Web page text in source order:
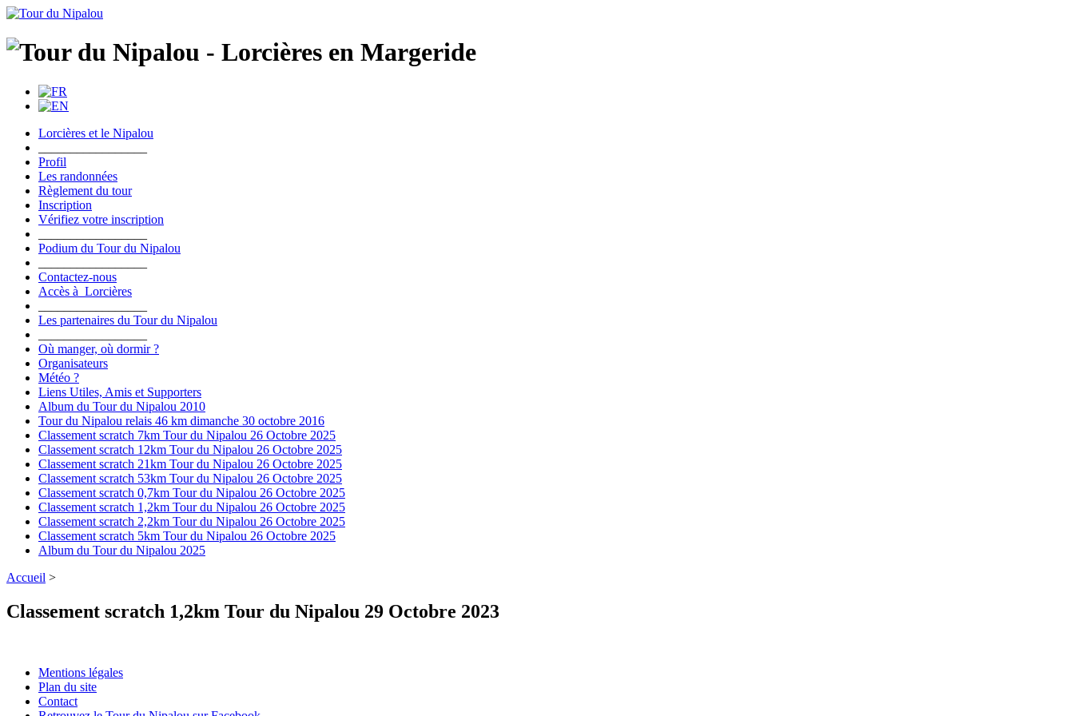
Lorcières et le Nipalou
Profil
Les randonnées
Règlement du tour
Inscription
Vérifiez votre inscription
Podium du Tour du Nipalou
Contactez-nous
Accès à Lorcières
Les partenaires du Tour du Nipalou
Où manger, où dormir ?
Organisateurs
Météo ?
Liens Utiles, Amis et Supporters
Album du Tour du Nipalou 2010
Tour du Nipalou relais 46 km dimanche 30 octobre 2016
Classement scratch 7km Tour du Nipalou 26 Octobre 2025
Classement scratch 12km Tour du Nipalou 26 Octobre 2025
Classement scratch 21km Tour du Nipalou 26 Octobre 2025
Classement scratch 53km Tour du Nipalou 26 Octobre 2025
Classement scratch 0,7km Tour du Nipalou 26 Octobre 2025
Classement scratch 1,2km Tour du Nipalou 26 Octobre 2025
Classement scratch 2,2km Tour du Nipalou 26 Octobre 2025
Classement scratch 5km Tour du Nipalou 26 Octobre 2025
Album du Tour du Nipalou 2025
Accueil >
Classement scratch 1,2km Tour du Nipalou 29 Octobre 2023
Mentions légales
Plan du site
Contact